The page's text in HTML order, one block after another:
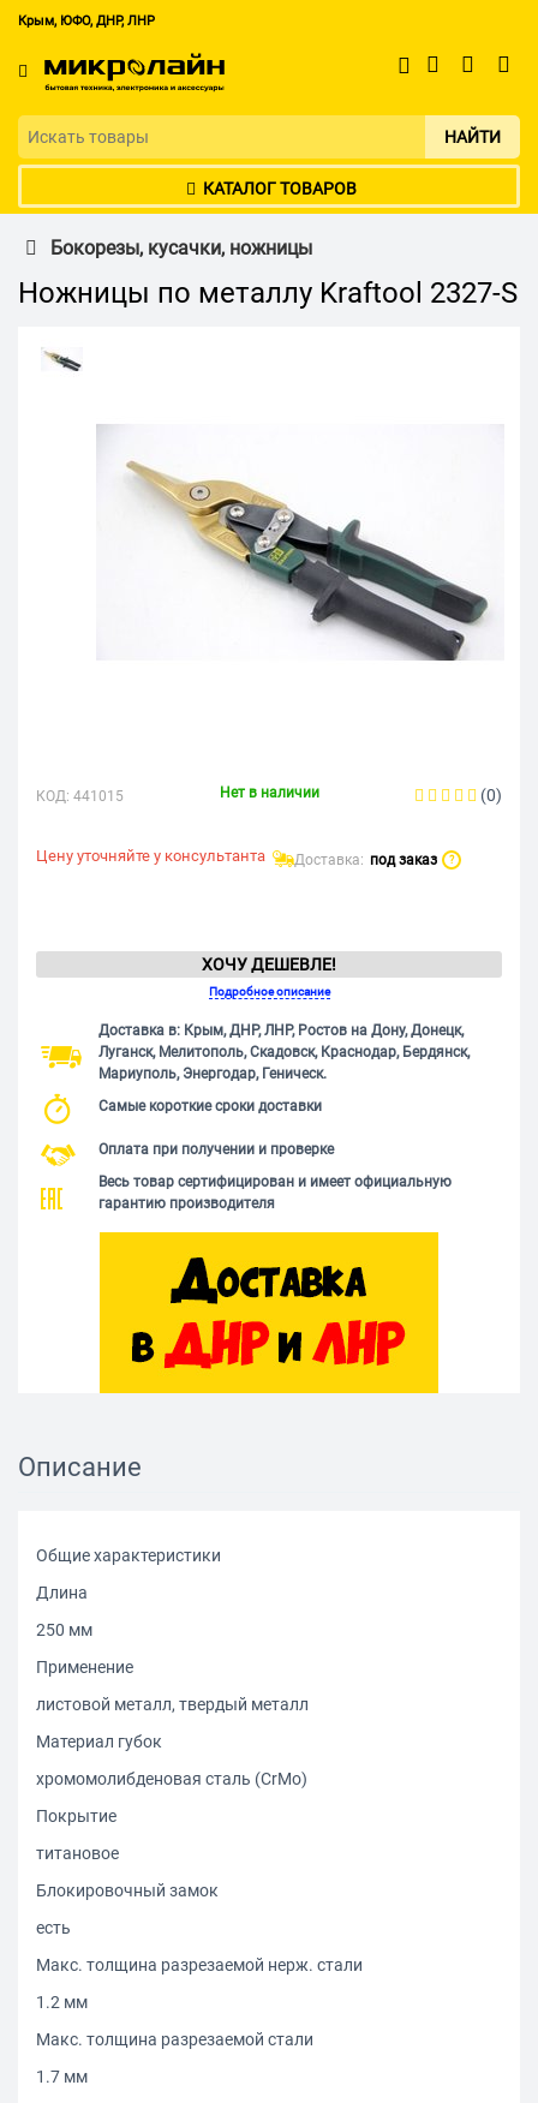
Крым, ЮФО, ДНР, ЛНР
НАЙТИ
КАТАЛОГ ТОВАРОВ
Бокорезы, кусачки, ножницы
Ножницы по металлу Kraftool 2327-S
КОД: 441015 Нет в наличии (0)
Цену уточняйте у консультанта Доставка: под заказ ?
ХОЧУ ДЕШЕВЛЕ!
Подробное описание
Доставка в: Крым, ДНР, ЛНР, Ростов на Дону, Донецк,
Луганск, Мелитополь, Скадовск, Краснодар, Бердянск,
Мариуполь, Энергодар, Геническ.
Самые короткие сроки доставки
Оплата при получении и проверке
Весь товар сертифицирован и имеет официальную
гарантию производителя
Описание
Общие характеристики
Длина
250 мм
Применение
листовой металл, твердый металл
Материал губок
хромомолибденовая сталь (CrMo)
Покрытие
титановое
Блокировочный замок
есть
Макс. толщина разрезаемой нерж. стали
1.2 мм
Макс. толщина разрезаемой стали
1.7 мм